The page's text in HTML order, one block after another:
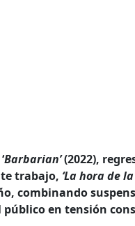
Barbarian’(2022),
trabajo, ‘La hora de
combinando
en tensión